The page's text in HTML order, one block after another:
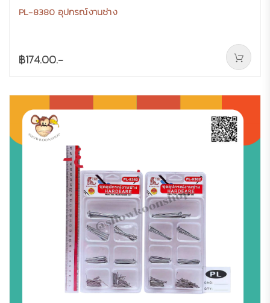
PL-8380 อุปกรณ์งานช่าง
฿174.00.-